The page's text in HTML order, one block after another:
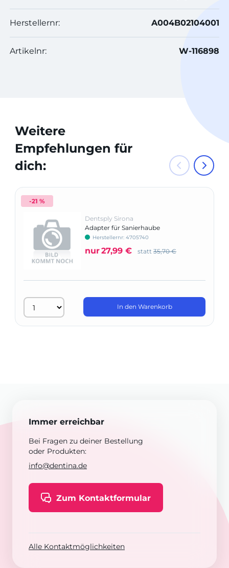
Herstellernr: A004B02104001
Artikelnr: W-116898
Weitere
Empfehlungen für
dich:
-21 %
Dentsply Sirona
Adapter für Sanierhaube
Herstellernr: 4705740
nur27,99 € statt 35,70 €
In den Warenkorb
Immer erreichbar
Bei Fragen zu deiner Bestellung
oder Produkten:
info@dentina.de
Zum Kontaktformular
Alle Kontaktmöglichkeiten